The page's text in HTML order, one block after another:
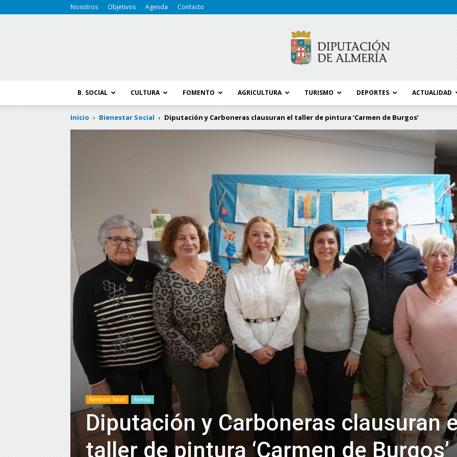
Nosotros Objetivos Agenda Contacto
de
Almería
B. SOCIAL CULTURA FOMENTO AGRICULTURA TURISMO DEPORTES ACTUALIDAD
Inicio Bienestar Social Diputación y Carboneras clausuran el taller de pintura ‘Carmen de Burgos’
Bienestar Social Familia
Diputación y Carboneras clausuran
taller de pintura ‘Carmen de Burgos’